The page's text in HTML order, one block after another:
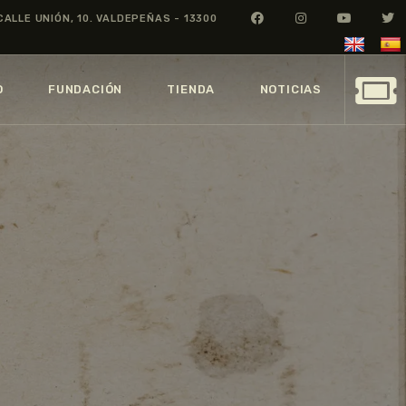
UNIÓN, 10. VALDEPEÑAS - 13300
FUNDACIÓN TIENDA NOTICIAS